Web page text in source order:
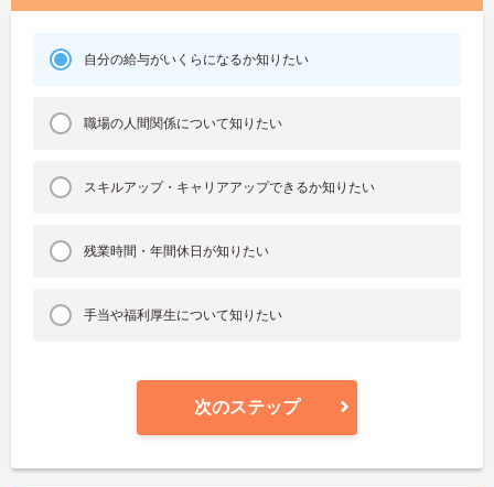
自分の給与がいくらになるか知りたい
職場の人間関係について知りたい
スキルアップ・キャリアアップできるか知りたい
残業時間・年間休日が知りたい
手当や福利厚生について知りたい
次のステップ